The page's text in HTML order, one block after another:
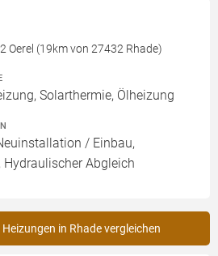
Oerel (19km von 27432 Rhade)
Solarthermie, Ölheizung
/ Einbau,
Abgleich
in Rhade vergleichen